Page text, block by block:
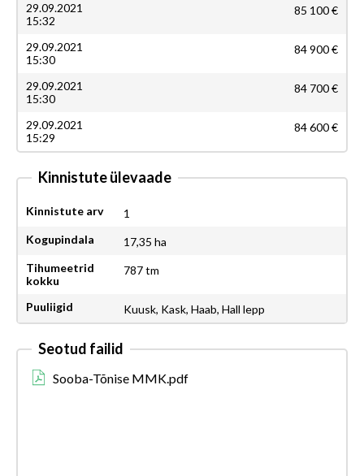
29.09.2021
15:32
85 100 €
29.09.2021
15:30
84 900 €
29.09.2021
15:30
84 700 €
29.09.2021
15:29
84 600 €
Kinnistute ülevaade
Kinnistute arv
1
Kogupindala
17,35 ha
Tihumeetrid
kokku
787 tm
Puuliigid Kuusk, Kask, Haab, Hall lepp
Seotud failid
Sooba-Tõnise MMK.pdf